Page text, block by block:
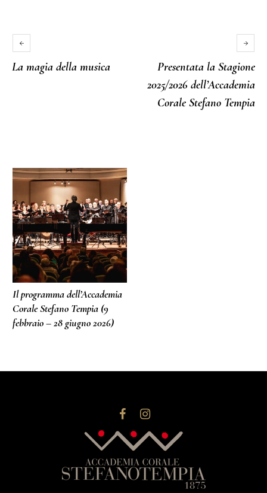
La magia della musica
Presentata la Stagione
2025/2026 dell’Accademia
Corale Stefano Tempia
More posts
Il programma dell’Accademia
Corale Stefano Tempia (9
febbraio – 28 giugno 2026)